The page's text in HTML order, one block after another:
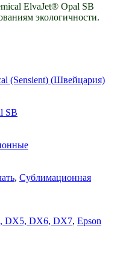
ElvaJet® Opal SB
экологичности.
(Sensient) (Швейцария)
SB
, Сублимационная
DX5, DX6, DX7, Epson